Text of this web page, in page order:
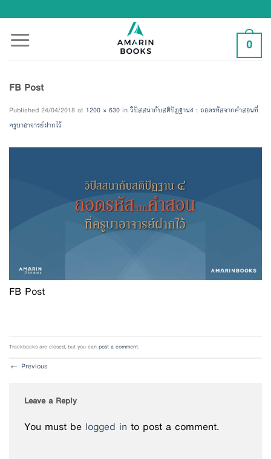
to
content
0
FB Post
Published 24/04/2018 at 1200 × 630 in วิปัสสนากับสติปัฏฐาน4 : ถอดรหัสจากคำสอนที่
ครูบาอาจารย์ฝากไว้
FB Post
Trackbacks are closed, but you canpost a comment.
← Previous
Leave a Reply
You must be logged in to post a comment.